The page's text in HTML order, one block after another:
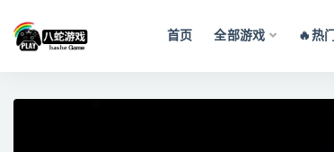
首页 全部游戏 🔥热